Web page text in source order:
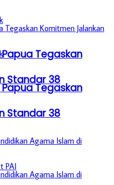
Tegaskan
Standar 38
Tegaskan
Standar 38